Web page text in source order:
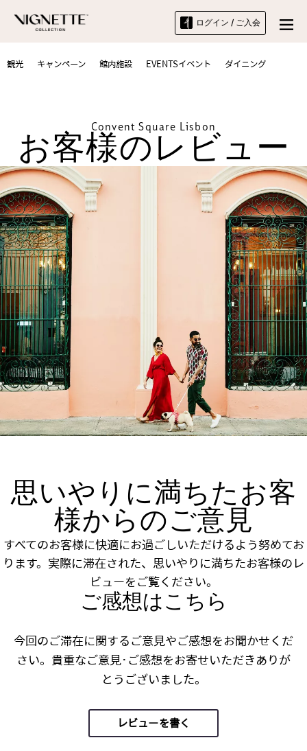
ログイン / ご入会
観光 キャンペーン 館内施設 EVENTSイベント ダイニング
Convent Square Lisbon
お客様のレビュー
思いやりに満ちたお客
様からのご意見
すべてのお客様に快適にお過ごしいただけるよう努めてお
ります。実際に滞在された、思いやりに満ちたお客様のレ
ビューをご覧ください。
ご感想はこちら
今回のご滞在に関するご意見やご感想をお聞かせくだ
さい。貴重なご意見･ご感想をお寄せいただきありが
とうございました。
レビューを書く